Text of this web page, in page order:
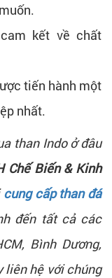
kết về chất
tiến hành một
nhất.
than Indo ở đâu
Chế Biến & Kinh
cung cấp than đá
đến tất cả các
Bình Dương,
liên hệ với chúng